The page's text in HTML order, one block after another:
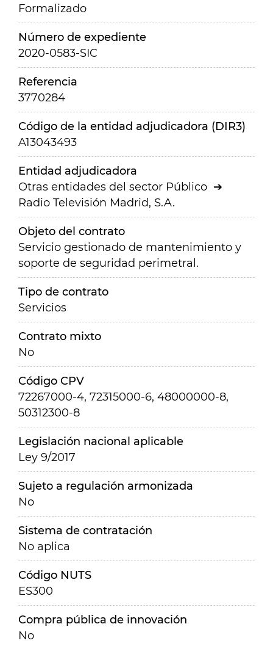
Formalizado
Número de expediente
2020-0583-SIC
Referencia
3770284
Código de la entidad adjudicadora (DIR3)
A13043493
Entidad adjudicadora
Otras entidades del sector Público
Radio Televisión Madrid, S.A.
Objeto del contrato
Servicio gestionado de mantenimiento y
soporte de seguridad perimetral.
Tipo de contrato
Servicios
Contrato mixto
No
Código CPV
72267000-4, 72315000-6, 48000000-8,
50312300-8
Legislación nacional aplicable
Ley 9/2017
Sujeto a regulación armonizada
No
Sistema de contratación
No aplica
Código NUTS
ES300
Compra pública de innovación
No